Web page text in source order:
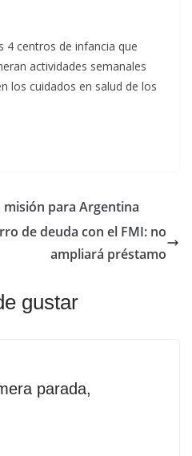
4 centros de infancia que
actividades semanales
los cuidados en salud de los
misión para Argentina
de deuda con el FMI: no
ampliará préstamo
gustar
parada,